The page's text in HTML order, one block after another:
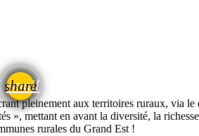
share
email
pleinement aux territoires ruraux, via
mettant en avant la diversité, la
rurales du Grand Est !